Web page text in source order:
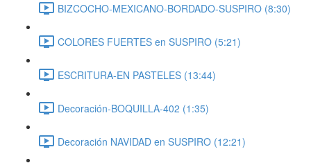
BIZCOCHO-MEXICANO-BORDADO-SUSPIRO (8:30)
COLORES FUERTES en SUSPIRO (5:21)
ESCRITURA-EN PASTELES (13:44)
Decoración-BOQUILLA-402 (1:35)
Decoración NAVIDAD en SUSPIRO (12:21)